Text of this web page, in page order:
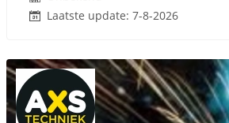
Laatste update: 7-8-2026